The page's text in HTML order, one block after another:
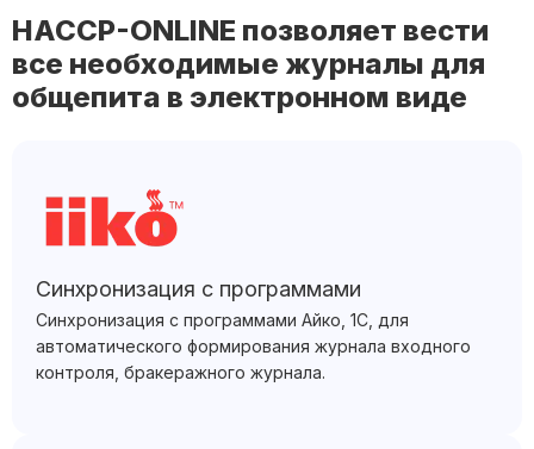
HACCP-ONLINE позволяет вести
все необходимые журналы для
общепита в электронном виде
Синхронизация с программами
Синхронизация с программами Айко, 1С, для
автоматического формирования журнала входного
контроля, бракеражного журнала.